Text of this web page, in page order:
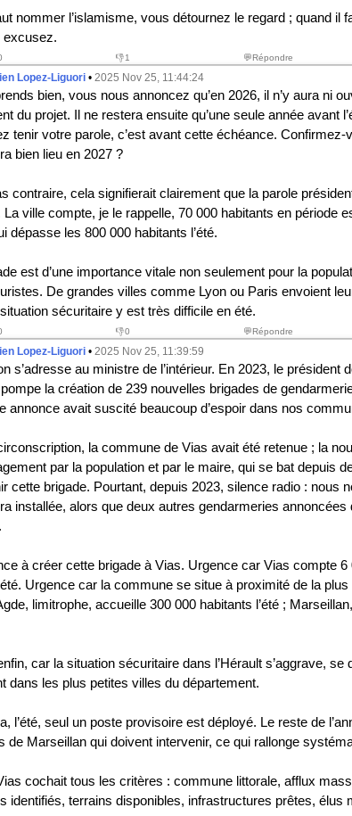
nommer l’islamisme, vous détournez le regard ; quand il
👎1 💬Répondre
Lopez-Liguori• 2025 Nov 25, 11:44:24
bien, vous nous annoncez qu’en 2026, il n’y aura ni
du projet. Il ne restera ensuite qu’une seule année avant
tenir votre parole, c’est avant cette échéance. Confirmez-
bien lieu en 2027 ?
contraire, cela signifierait clairement que la parole
La ville compte, je le rappelle, 70 000 habitants en période
dépasse les 800 000 habitants l’été.
est d’une importance vitale non seulement pour la
De grandes villes comme Lyon ou Paris envoient
sécuritaire y est très difficile en été.
👎0 💬Répondre
Lopez-Liguori• 2025 Nov 25, 11:39:59
s’adresse au ministre de l’intérieur. En 2023, le président
la création de 239 nouvelles brigades de
annonce avait suscité beaucoup d’espoir dans nos
la commune de Vias avait été retenue ; la
par la population et par le maire, qui se bat depuis
cette brigade. Pourtant, depuis 2023, silence radio : nous
installée, alors que deux autres gendarmeries annoncées
à créer cette brigade à Vias. Urgence car Vias compte 6
Urgence car la commune se situe à proximité de la
limitrophe, accueille 300 000 habitants l’été ;
car la situation sécuritaire dans l’Hérault s’aggrave, se
dans les plus petites villes du département.
l’été, seul un poste provisoire est déployé. Le reste de
de Marseillan qui doivent intervenir, ce qui rallonge
cochait tous les critères : commune littorale, afflux
identifiés, terrains disponibles, infrastructures prêtes, élus